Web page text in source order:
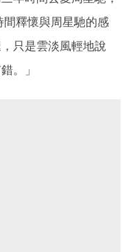
釋懷與周星馳的感
只是雲淡風輕地說
。」